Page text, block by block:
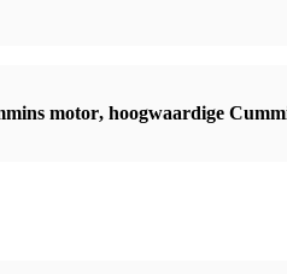
motor, hoogwaardige